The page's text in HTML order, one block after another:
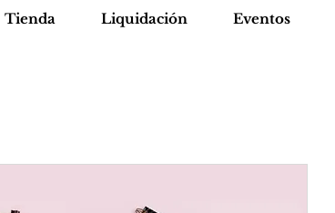
Tienda Liquidación Eventos